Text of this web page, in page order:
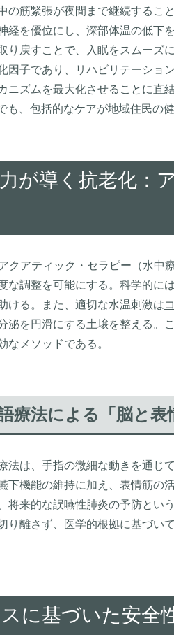
の筋緊張が夜間まで継続するこ
経を優位にし、深部体温の低下
り戻すことで、入眠をスムーズ
因子であり、リハビリテーショ
ニズムを最大化させることに直
も、包括的なケアが地域住民の
が導く抗老化：
クアティック・セラピー（水中
な調整を可能にする。科学的に
ける。また、適切な水温刺激は
泌を円滑にする土壌を整える。
なメソッドである。
療法による「脳と
法は、手指の微細な動きを通じ
下機能の維持に加え、表情筋の
将来的な誤嚥性肺炎の予防とい
り離さず、医学的根拠に基づい
に基づいた安全